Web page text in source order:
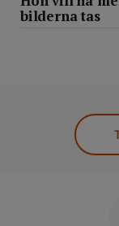
bilderna tas